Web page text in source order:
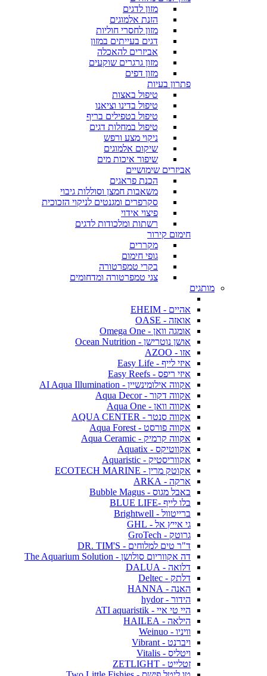
מזון לדגים
הזנת אלמוגים
מזון לחסרי חוליות
דגים בעייתים במזון
אביזרים להאכלה
מזון גרגרים שוקעים
מזון דפים
פתרון בעיות
טיפול באצות
טיפול בדינו וציאנו
טיפול בטפילים בריף
טיפול במחלות דגים
ניקוי מצע ורפש
שיקום אלמוגים
שיפור איכות מים
אביזרים שימושיים
הכנת פראגים
משאבות חמצן וסוללות גיבוי
סקרפרים ומגנטים לניקוי הזכוכית
פיצוי אידוי
רשתות ומלכודות לדגים
חימום קירור
מקררים
גופי חימום
בקרי טמפרטורה
צגי טמפרטורה ומדחומים
מותגים
אהיים - EHEIM
אואזה - OASE
אומגה וואן - Omega One
אושן נוטרישן - Ocean Nutrition
אזו - AZOO
איזי לייף - Easy Life
איזי ריפס - Easy Reefs
אקווה אילומינשיין - AI Aqua Illumination
אקווה דקור - Aqua Decor
אקווה וואן - Aqua One
אקווה סנטר - AQUA CENTER
אקווה פורסט - Aqua Forest
אקווה קרמיק - Aqua Ceramic
אקווטיקס - Aquatix
אקווריסטיק - Aquaristic
אקוטק מרין - ECOTECH MARINE
ארקה - ARKA
באבל מגוס - Bubble Magus
בלו לייף -BLUE LIFE
ברייטוול - Brightwell
גי אייץ אל - GHL
גרוטק - GroTech
ד"ר טים למלוחים - DR. TIM'S
דה אקווריום סולושן - The Aquarium Solution
דלואה - DALUA
דלתק - Deltec
האנה - HANNA
הידור - hydor
היי טי איי - ATI aquaristik
הילאה - HAILEA
וויניו - Weinuo
ויברנט - Vibrant
ויטליס - Vitalis
זטלייט - ZETLIGHT